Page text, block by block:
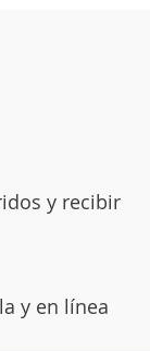
y recibir
y en línea